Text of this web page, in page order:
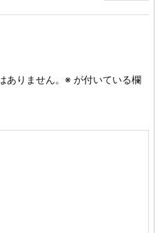
ありません。 ※ が付いている欄